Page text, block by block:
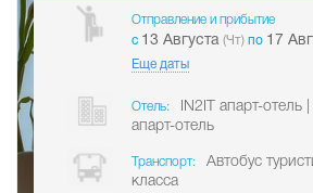
Отправление и прибытие
c 13 Августа (Чт) по 17
Еще даты
Отель:
IN2IT апарт-отель |
апарт-отель
Транспорт:
Автобус
класса